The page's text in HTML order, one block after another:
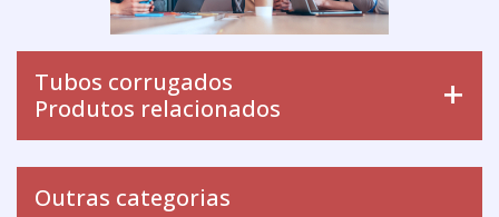
Tubos corrugados
Produtos relacionados
Outras categorias